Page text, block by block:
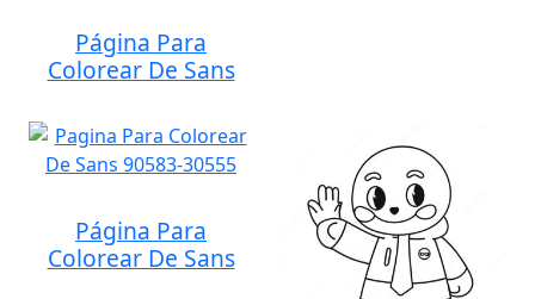
Página Para
Colorear De Sans
Página Para
Colorear De Sans